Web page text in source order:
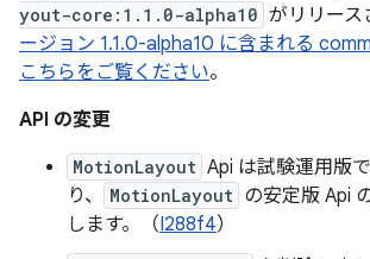
yout-core:1.1.0-alpha10 がリリース
ージョン 1.1.0-alpha10 に含まれる
こちらをご覧ください。
API の変更
MotionLayout Api は試験運用版
り、
MotionLayout の安定版 Api
します。（I288f4）